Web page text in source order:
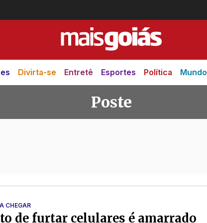
Divirta-se Entretê Esportes Política Mundo
Poste
CHEGAR
de furtar celulares é amarrado